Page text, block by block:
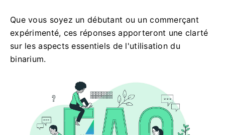
Que vous soyez un débutant ou un commerçant
expérimenté, ces réponses apporteront une clarté
sur les aspects essentiels de l'utilisation du
binarium.